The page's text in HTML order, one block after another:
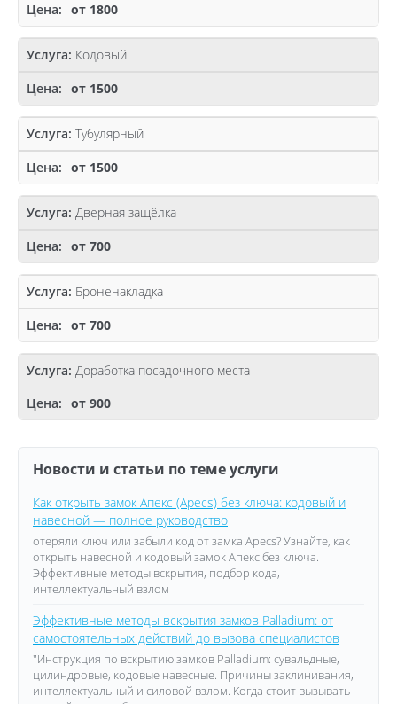
от 1800
Кодовый
от 1500
Тубулярный
от 1500
Дверная защёлка
от 700
Броненакладка
от 700
Доработка посадочного места
от 900
Новости и статьи по теме услуги
Как открыть замок Апекс (Apecs) без ключа: кодовый и
навесной — полное руководство
отеряли ключ или забыли код от замка Apecs? Узнайте, как
открыть навесной и кодовый замок Апекс без ключа.
Эффективные методы вскрытия, подбор кода,
интеллектуальный взлом
Эффективные методы вскрытия замков Palladium: от
самостоятельных действий до вызова специалистов
"Инструкция по вскрытию замков Palladium: сувальдные,
цилиндровые, кодовые навесные. Причины заклинивания,
интеллектуальный и силовой взлом. Когда стоит вызывать